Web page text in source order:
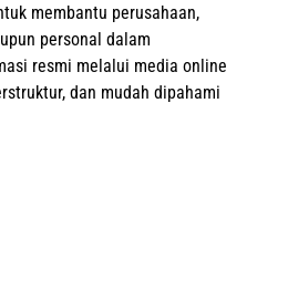
membantu perusahaan,
personal dalam
resmi melalui media online
dan mudah dipahami